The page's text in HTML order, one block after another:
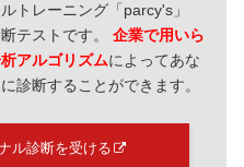
トレーニング「parcy's」
断テストです。企業で用いら
アルゴリズムによってあな
診断することができます。
ル診断を受ける